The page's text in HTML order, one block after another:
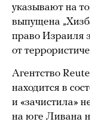
указывают на
выпущена
право Израиля
от
Агентство
находится в
и «зачистила»
на юге Ливана